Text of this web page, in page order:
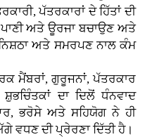
ਪੱਤਰਕਾਰਾਂ ਦੇ ਹਿੱਤਾਂ ਦੀ
ਅਤੇ ਊਰਜਾ ਬਚਾਉਣ ਅਤੇ
ਅਤੇ ਸਮਰਪਣ ਨਾਲ ਕੰਮ
ਮੈਂਬਰਾਂ, ਗੁਰੂਜਨਾਂ, ਪੱਤਰਕਾਰ
ਦਾ ਦਿਲੋਂ ਧੰਨਵਾਦ
ਭਰੋਸੇ ਅਤੇ ਸਹਿਯੋਗ ਨੇ ਹੀ
ਵਧਣ ਦੀ ਪ੍ਰੇਰਣਾ ਦਿੱਤੀ ਹੈ।